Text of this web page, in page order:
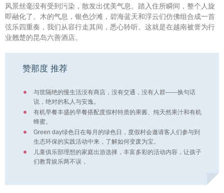
风景丝毫没有受到污染，散发出优美气息。踏入住所瞬间，整个人旋
即融化了。木的气息，银色沙滩，碧海蓝天和浮云们仿佛组合成一首
弦乐四重奏，我们从容行走其间，悉心聆听。这就是在越南被誉为行
业翘楚的昆岛六善酒店。
赞那度 推荐
与世隔绝的慢生活没有商店，没有交通，没有人群——换句话
说，绝对的私人与安逸。
有机早餐丰盛的早餐搭配度假村特质的果酱、纯天然果汁和有机
蜂蜜。
Green day绿色日在每月的绿色日，度假村会邀请客人们参与到
生态环保的实践活动中来，了解如何变废为宝。
儿童俱乐部理想的家庭出游选择，丰富多彩的活动内容，让孩子
们教育娱乐两不误，